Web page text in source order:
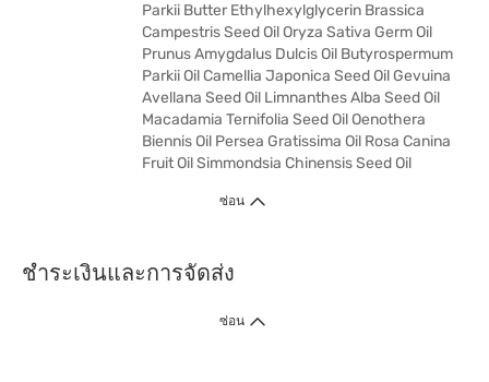
Parkii Butter Ethylhexylglycerin Brassica
Campestris Seed Oil Oryza Sativa Germ Oil
Prunus Amygdalus Dulcis Oil Butyrospermum
Parkii Oil Camellia Japonica Seed Oil Gevuina
Avellana Seed Oil Limnanthes Alba Seed Oil
Macadamia Ternifolia Seed Oil Oenothera
Biennis Oil Persea Gratissima Oil Rosa Canina
Fruit Oil Simmondsia Chinensis Seed Oil
ซ่อน
ชำระเงินและการจัดส่ง
ซ่อน